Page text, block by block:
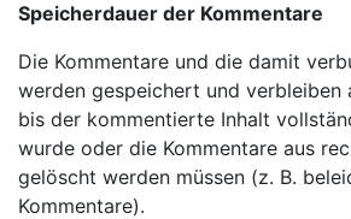
Speicherdauer der Kommentare
Die Kommentare und die damit
werden gespeichert und verbleiben
bis der kommentierte Inhalt
wurde oder die Kommentare aus
gelöscht werden müssen (z. B.
Kommentare).